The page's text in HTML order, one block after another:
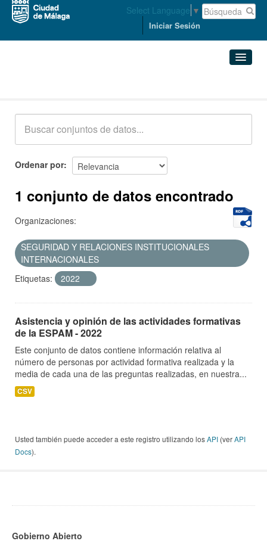
Select Language ▼
Iniciar Sesión
Acerca de
Ordenar por
1 conjunto de datos encontrado
Organizaciones:
SEGURIDAD Y RELACIONES INSTITUCIONALES
INTERNACIONALES
Etiquetas:
2022
Asistencia y opinión de las actividades formativas
de la ESPAM - 2022
Este conjunto de datos contiene información relativa al
número de personas por actividad formativa realizada y la
media de cada una de las preguntas realizadas, en nuestra...
CSV
Usted también puede acceder a este registro utilizando losAPI (verAPI
Docs).
Gobierno Abierto